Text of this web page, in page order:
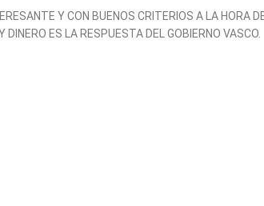
Y CON BUENOS CRITERIOS A LA HORA
ES LA RESPUESTA DEL GOBIERNO VASCO.